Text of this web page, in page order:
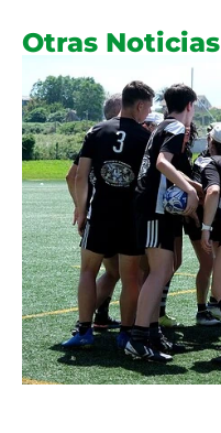
Otras Noticias